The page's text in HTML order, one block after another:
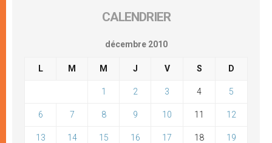
CALENDRIER
décembre 2010
L M M J V S D
1 2 3 4 5
6 7 8 9 10 11 12
13 14 15 16 17 18 19